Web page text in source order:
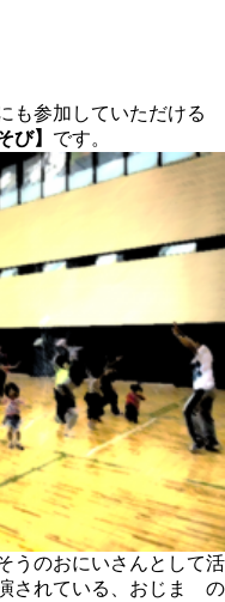
も参加していただける
び】 です。
うのおにいさんとして活
されている、おじま の